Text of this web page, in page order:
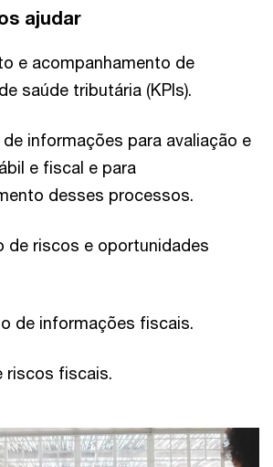
ajudar
e acompanhamento de
saúde tributária (KPIs).
informações para avaliação e
e fiscal e para
desses processos.
de riscos e oportunidades
de informações fiscais.
riscos fiscais.